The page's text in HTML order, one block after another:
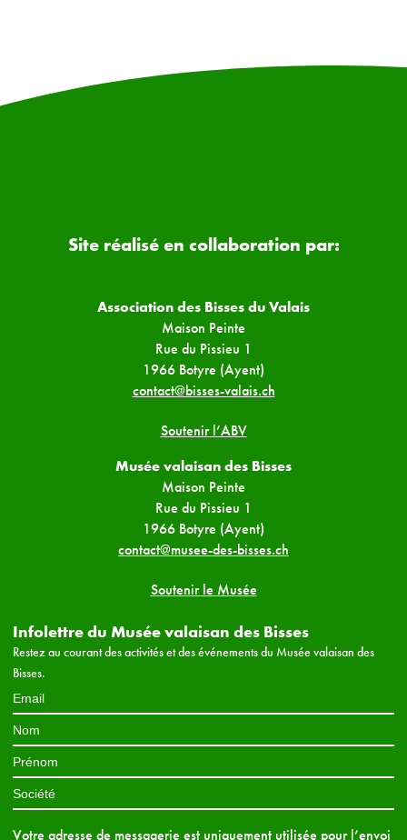
Site réalisé en collaboration par:
Association des Bisses du Valais
Maison Peinte
Rue du Pissieu 1
1966 Botyre (Ayent)
contact@bisses-valais.ch
Soutenir l’ABV
Musée valaisan des Bisses
Maison Peinte
Rue du Pissieu 1
1966 Botyre (Ayent)
contact@musee-des-bisses.ch
Soutenir le Musée
Infolettre du Musée valaisan des Bisses
Restez au courant des activités et des événements du Musée valaisan des
Bisses.
Votre adresse de messagerie est uniquement utilisée pour l’envoi